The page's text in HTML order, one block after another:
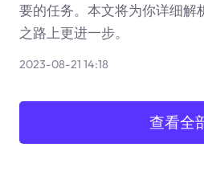
要的任务。本文将为你详细解
之路上更进一步。
2023-08-21 14:18
查看全